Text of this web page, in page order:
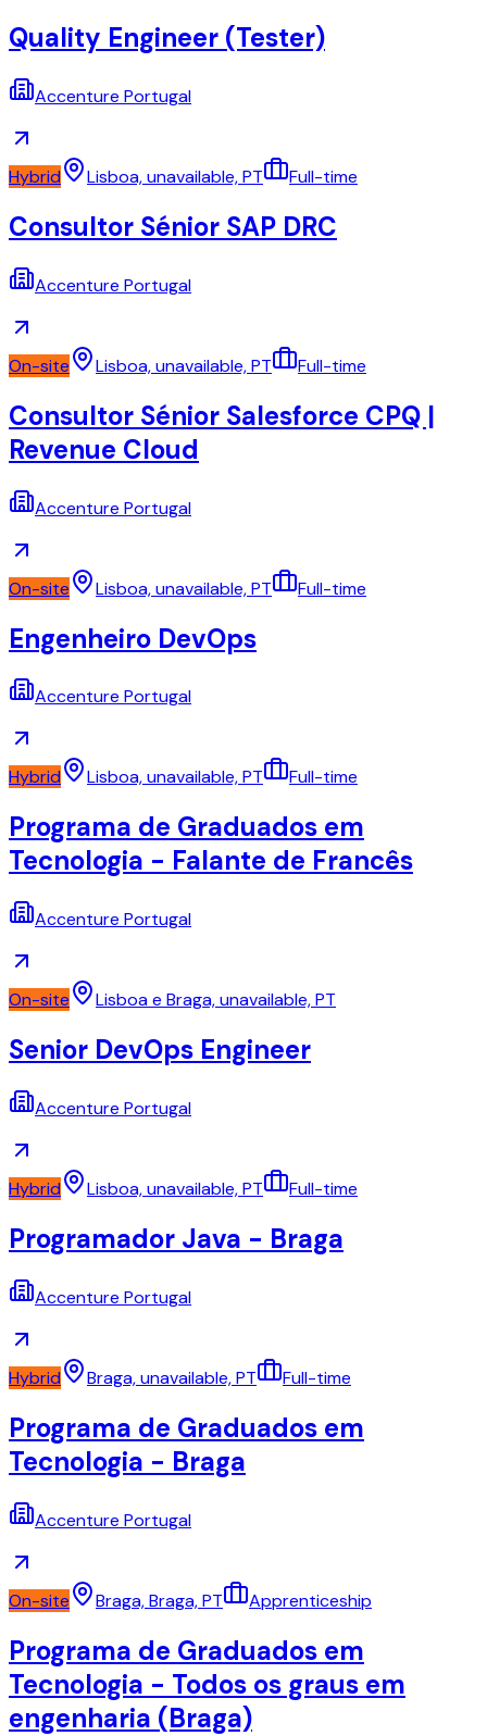
Quality Engineer (Tester)
Accenture Portugal
Hybrid Lisboa, unavailable, PT Full-time
Consultor Sénior SAP DRC
Accenture Portugal
On-site Lisboa, unavailable, PT Full-time
Consultor Sénior Salesforce CPQ |
Revenue Cloud
Accenture Portugal
On-site Lisboa, unavailable, PT Full-time
Engenheiro DevOps
Accenture Portugal
Hybrid Lisboa, unavailable, PT Full-time
Programa de Graduados em
Tecnologia - Falante de Francês
Accenture Portugal
On-site Lisboa e Braga, unavailable, PT
Senior DevOps Engineer
Accenture Portugal
Hybrid Lisboa, unavailable, PT Full-time
Programador Java - Braga
Accenture Portugal
Hybrid Braga, unavailable, PT Full-time
Programa de Graduados em
Tecnologia - Braga
Accenture Portugal
On-site Braga, Braga, PT Apprenticeship
Programa de Graduados em
Tecnologia - Todos os graus em
engenharia (Braga)